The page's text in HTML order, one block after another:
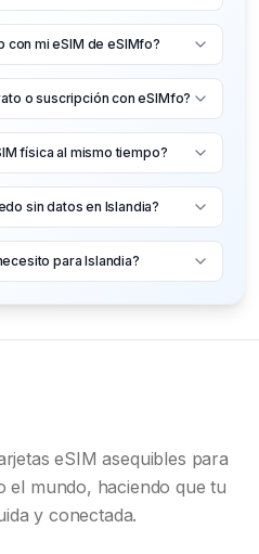
con mi eSIM de eSIMfo?
o suscripción con eSIMfo?
física al mismo tiempo?
sin datos en Islandia?
para Islandia?
eSIM asequibles para
el mundo, haciendo que tu
y conectada.